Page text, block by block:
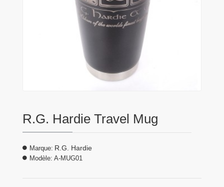
R.G. Hardie Travel Mug
Marque: R.G. Hardie
Modèle: A-MUG01